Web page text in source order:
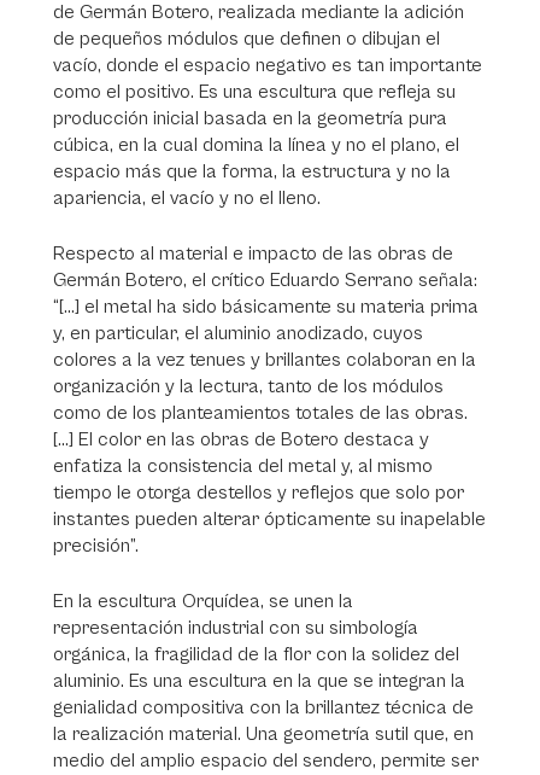
de Germán Botero, realizada mediante la adición
de pequeños módulos que definen o dibujan el
vacío, donde el espacio negativo es tan importante
como el positivo. Es una escultura que refleja su
producción inicial basada en la geometría pura
cúbica, en la cual domina la línea y no el plano, el
espacio más que la forma, la estructura y no la
apariencia, el vacío y no el lleno.
Respecto al material e impacto de las obras de
Germán Botero, el crítico Eduardo Serrano señala:
“[…] el metal ha sido básicamente su materia prima
y, en particular, el aluminio anodizado, cuyos
colores a la vez tenues y brillantes colaboran en la
organización y la lectura, tanto de los módulos
como de los planteamientos totales de las obras.
[…] El color en las obras de Botero destaca y
enfatiza la consistencia del metal y, al mismo
tiempo le otorga destellos y reflejos que solo por
instantes pueden alterar ópticamente su inapelable
precisión”.
En la escultura Orquídea, se unen la
representación industrial con su simbología
orgánica, la fragilidad de la flor con la solidez del
aluminio. Es una escultura en la que se integran la
genialidad compositiva con la brillantez técnica de
la realización material. Una geometría sutil que, en
medio del amplio espacio del sendero, permite ser